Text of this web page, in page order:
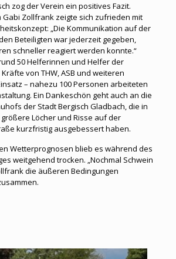
zog der Verein ein positives Fazit.
Zollfrank zeigte sich zufrieden mit
„Die Kommunikation auf der
Beteiligten war jederzeit gegeben,
schneller reagiert werden konnte.“
50 Helferinnen und Helfer der
von THW, ASB und weiteren
– nahezu 100 Personen arbeiteten
Ein Dankeschön geht auch an die
der Stadt Bergisch Gladbach, die in
Löcher und Risse auf der
kurzfristig ausgebessert haben.
Wetterprognosen blieb es während des
weitgehend trocken. „Nochmal Schwein
die äußeren Bedingungen